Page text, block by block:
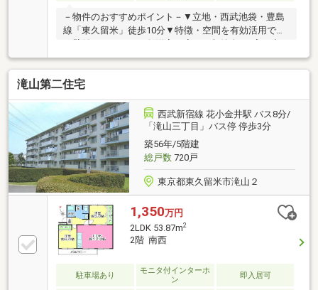
－物件のおすすめポイント－▼立地・西武池袋・豊島
線「東久留米」徒歩10分▼特徴・空間を有効活用でき
向きバルコニーが面し、明るく開放感有・キッチンと
洗面室が近く、家事動線良好・サービススペースは窓
付、多目的に利用可能▼設備・浴室乾燥機・TVモニタ
付インターホン▼2026年9月室内リフォーム内容【交
換】キッチン、UB、トイレ、給湯器、建具、配管【張
替】フローリング、クロス【その他】ハウスクリーニ
ング■ ご希望の住まい探しをお手伝いします
━━━━━・・・物件の詳細・ご相談はお気軽にお問
い合わせください。
滝山第二住宅
西武新宿線 花小金井駅 バス8分/
「滝山三丁目」バス停 停歩3分
築56年/5階建
総戸数720戸
東京都東久留米市滝山２
1,350万円
2LDK 53.87m2
2階 南西
駐車場あり
モニタ付インターホ
ン
即入居可